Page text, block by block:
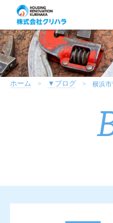
ホーム ▼ブログ 横浜市